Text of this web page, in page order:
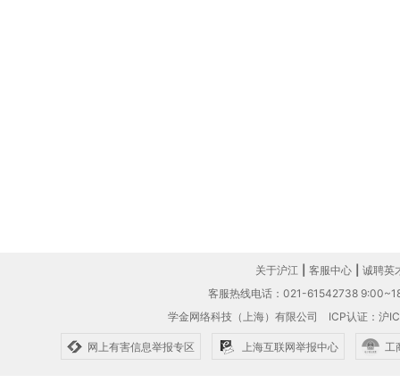
关于沪江 客服中心
诚聘英
客服热线电话：021-61542738
学金网络科技（上海）有限公司 ICP认证：沪
网上有害信息举报专区 上海互联网举报中心 工